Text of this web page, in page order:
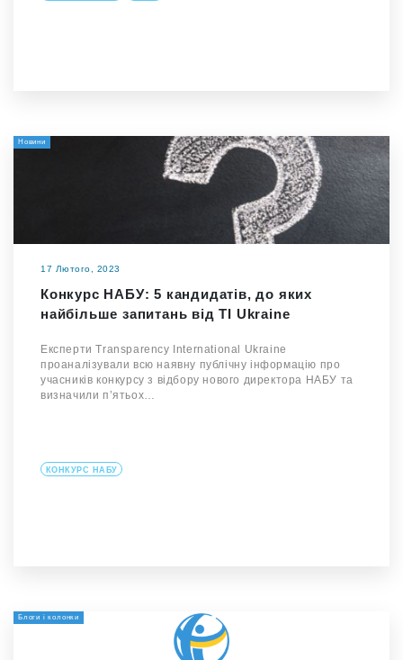
Новини
17 Лютого, 2023
Конкурс НАБУ: 5 кандидатів, до яких
найбільше запитань від TI Ukraine
Експерти Transparency International Ukraine
проаналізували всю наявну публічну інформацію про
учасників конкурсу з відбору нового директора НАБУ та
визначили п’ятьох…
КОНКУРС НАБУ
Блоги і колонки